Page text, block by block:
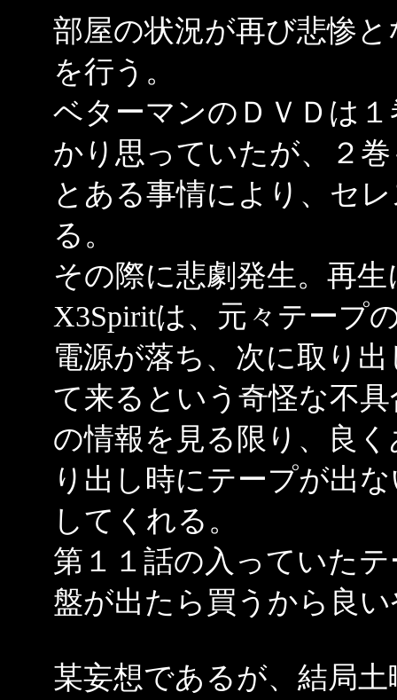
部屋の状況が再び悲惨
を行う。
ベターマンのＤＶＤは
かり思っていたが、２
とある事情により、セ
る。
その際に悲劇発生。再
X3Spiritは、元々テープ
電源が落ち、次に取り
て来るという奇怪な不
の情報を見る限り、良
り出し時にテープが出
してくれる。
第１１話の入っていた
盤が出たら買うから良
某妄想であるが、結局